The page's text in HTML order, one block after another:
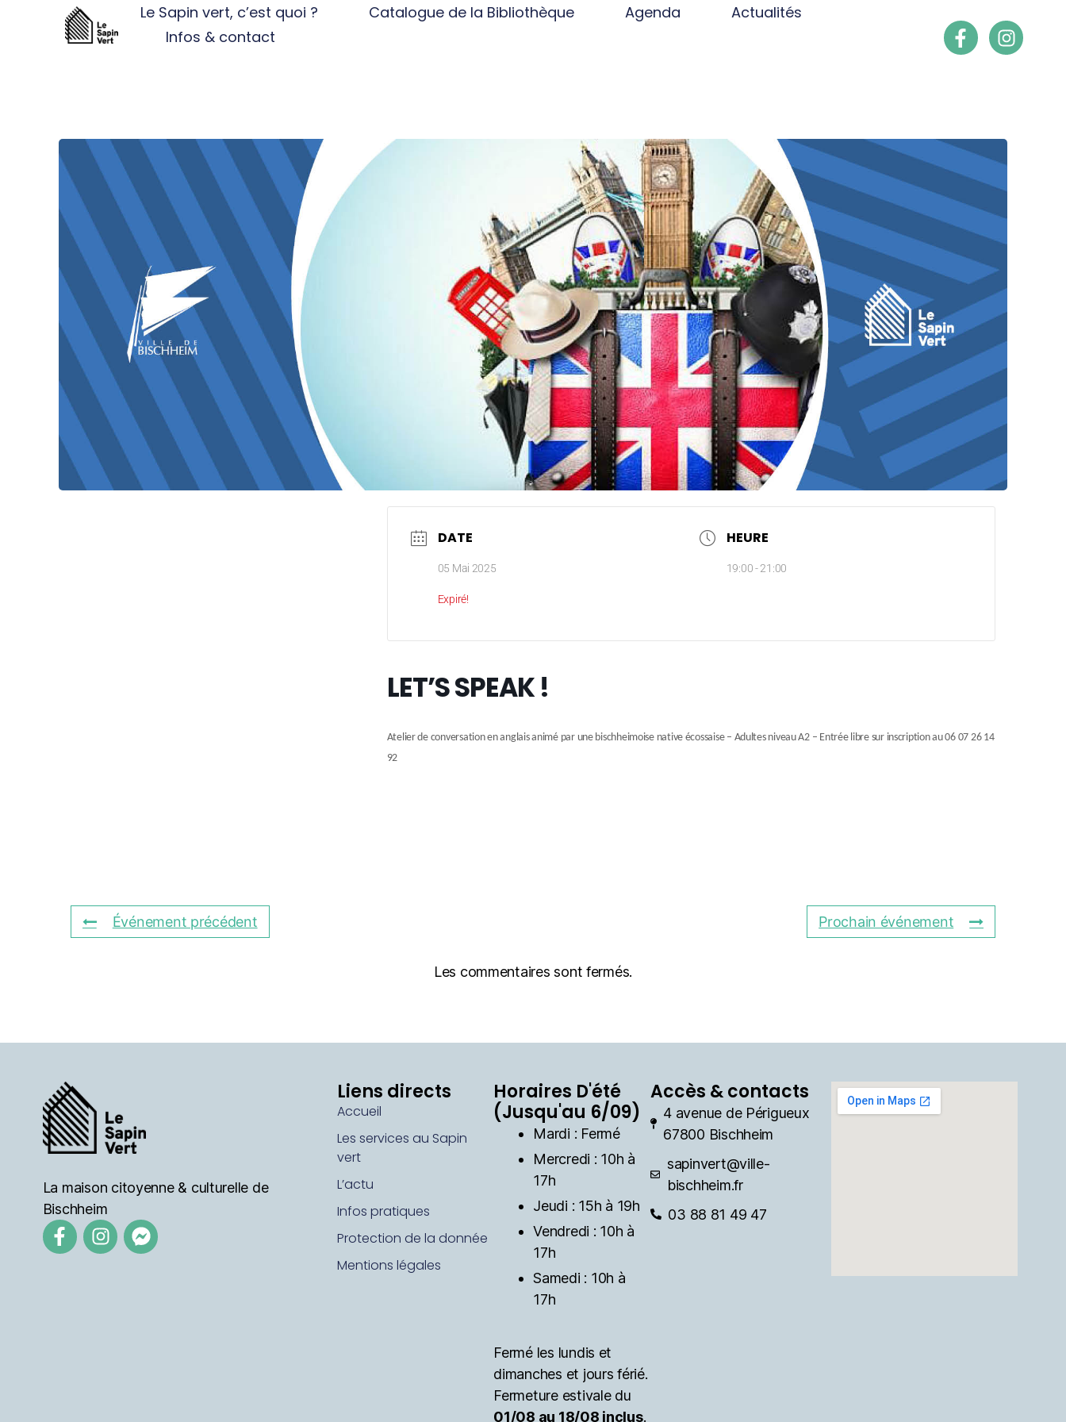
Le Sapin vert, c’est quoi ? Catalogue de la Bibliothèque Agenda
Actualités
Infos & contact
DATE
05 Mai 2025
Expiré!
HEURE
19:00 - 21:00
LET’S SPEAK !
Atelier de conversation en anglais animé par une bischheimoise native écossaise – Adultes niveau A2 – Entrée libre sur inscription au 06 07 26 14
92
Événement précédent Prochain événement
Les commentaires sont fermés.
La maison citoyenne & culturelle de
Bischheim
Liens directs
Accueil
Les services au Sapin
vert
L’actu
Infos pratiques
Protection de la donnée
Mentions légales
Horaires D'été
(Jusqu'au 6/09)
Mardi : Fermé
Mercredi : 10h à
17h
Jeudi : 15h à 19h
Vendredi : 10h à
17h
Samedi : 10h à
17h
Fermé les lundis et
dimanches et jours férié.
Fermeture estivale du
01/08 au 18/08 inclus.
Accès & contacts
4 avenue de Périgueux
67800 Bischheim
sapinvert@ville-
bischheim.fr
03 88 81 49 47